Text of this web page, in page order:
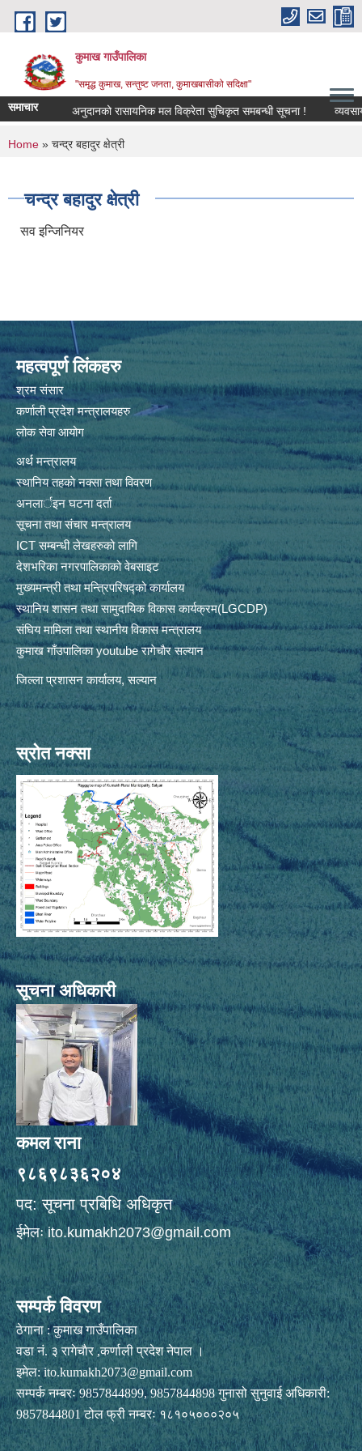
Skip to main content
कुमाख गाउँपालिका
"समृद्ध कुमाख, सन्तुष्ट जनता, कुमाखबासीको सदिक्षा"
समाचार
! अनुदानको रासायनिक मल विक्रेता सुचिकृत समबन्धी सूचना !
You are here
Home » चन्द्र बहादुर क्षेत्री
चन्द्र बहादुर क्षेत्री
सव इन्जिनियर
महत्वपूर्ण लिंकहरु
श्रम संसार
कर्णाली प्रदेश मन्त्रालयहरु
लोक सेवा आयोग
अर्थ मन्त्रालय
स्थानिय तहकाे नक्सा तथा विवरण
अनलार्इन घटना दर्ता
सूचना तथा संचार मन्त्रालय
ICT सम्बन्धी लेखहरुको लागि
देशभरिका नगरपालिकाको वेबसाइट
मुख्यमन्त्री तथा मन्त्रिपरिषद्को कार्यालय
स्थानिय शासन तथा सामुदायिक विकास कार्यक्रम(LGCDP)
संघिय मामिला तथा स्थानीय विकास मन्त्रालय
कुमाख गाँउपालिका youtube रागेचाैर सल्यान
जिल्ला प्रशासन कार्यालय, सल्यान
स्रोत नक्सा
सूचना अधिकारी
कमल राना
९८६९८३६२०४
पद: सूचना प्रबिधि अधिकृत
ईमेलःito.kumakh2073@gmail.com
सम्पर्क विवरण
ठेगाना : कुमाख गाउँपालिका
वडा नं. ३ रागेचाैर ,कर्णाली प्रदेश नेपाल ।
इमेल:ito.kumakh2073@gmail.com
सम्पर्क नम्बरः 9857844899, 9857844898 गुनासो सुनुवाई अधिकारी:
9857844801 टोल फ्री नम्बरः १८१०५०००२०५